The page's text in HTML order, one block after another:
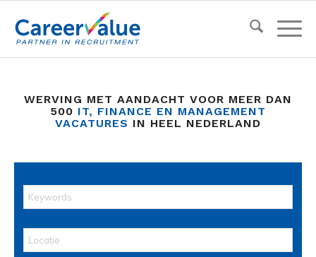
WERVING MET AANDACHT VOOR MEER DAN
500 IT, FINANCE EN MANAGEMENT
VACATURES IN HEEL NEDERLAND